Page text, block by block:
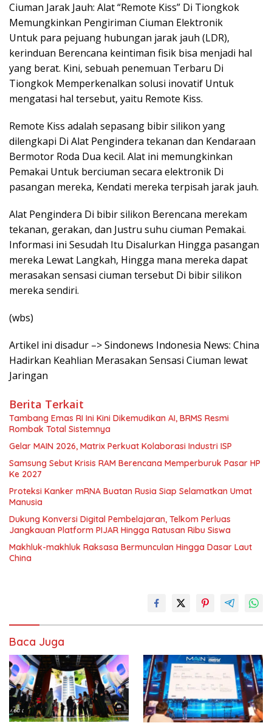
Ciuman Jarak Jauh: Alat “Remote Kiss” Di Tiongkok
Memungkinkan Pengiriman Ciuman Elektronik
Untuk para pejuang hubungan jarak jauh (LDR),
kerinduan Berencana keintiman fisik bisa menjadi hal
yang berat. Kini, sebuah penemuan Terbaru Di
Tiongkok Memperkenalkan solusi inovatif Untuk
mengatasi hal tersebut, yaitu Remote Kiss.
Remote Kiss adalah sepasang bibir silikon yang
dilengkapi Di Alat Pengindera tekanan dan Kendaraan
Bermotor Roda Dua kecil. Alat ini memungkinkan
Pemakai Untuk berciuman secara elektronik Di
pasangan mereka, Kendati mereka terpisah jarak jauh.
Alat Pengindera Di bibir silikon Berencana merekam
tekanan, gerakan, dan Justru suhu ciuman Pemakai.
Informasi ini Sesudah Itu Disalurkan Hingga pasangan
mereka Lewat Langkah, Hingga mana mereka dapat
merasakan sensasi ciuman tersebut Di bibir silikon
mereka sendiri.
(wbs)
Artikel ini disadur –> Sindonews Indonesia News: China
Hadirkan Keahlian Merasakan Sensasi Ciuman lewat
Jaringan
Berita Terkait
Tambang Emas RI Ini Kini Dikemudikan AI, BRMS Resmi
Rombak Total Sistemnya
Gelar MAIN 2026, Matrix Perkuat Kolaborasi Industri ISP
Samsung Sebut Krisis RAM Berencana Memperburuk Pasar HP
Ke 2027
Proteksi Kanker mRNA Buatan Rusia Siap Selamatkan Umat
Manusia
Dukung Konversi Digital Pembelajaran, Telkom Perluas
Jangkauan Platform PIJAR Hingga Ratusan Ribu Siswa
Makhluk-makhluk Raksasa Bermunculan Hingga Dasar Laut
China
Baca Juga